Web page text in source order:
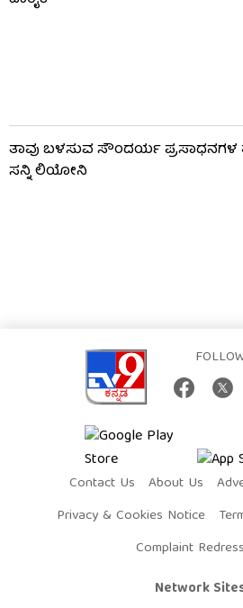
ತಾವು ಬಳಸುವ ಸೌಂದರ್ಯ
ಸನ್ನಿ ಲಿಯೋನಿ
Contact Us About Us
Privacy & Cookies Notice
Complaint
Network